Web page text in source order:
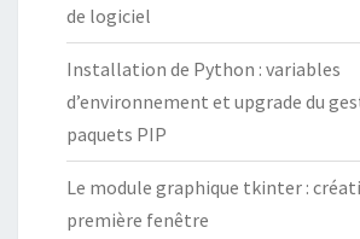
de logiciel
Installation de Python : variables
d’environnement et upgrade du
paquets PIP
Le module graphique tkinter :
première fenêtre